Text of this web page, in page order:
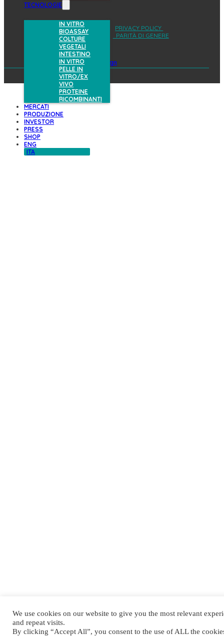
TECNOLOGIE
IN VITRO
BIOASSAY
COLTURE
VEGETALI
INTESTINO
IN VITRO
PELLE IN
VITRO/EX
VIVO
PROTEINE
RICOMBINANTI
MERCATI
PRODUZIONE
INVESTOR
PRESS
SHOP
ENG
ITA
AREA RISERVATA
PRIVACY POLICY
COOKIES POLICY
PARITÀ DI GENERE
design
We use cookies on our website to give you the most relevant
and repeat visits.
By clicking “Accept All”, you consent to the use of ALL the